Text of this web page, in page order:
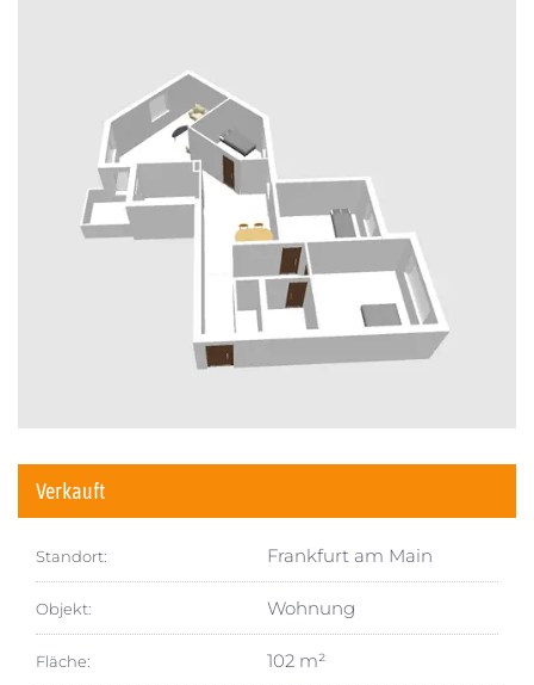
Verkauft
Standort: Frankfurt am Main
Objekt: Wohnung
Fläche: 102 m²